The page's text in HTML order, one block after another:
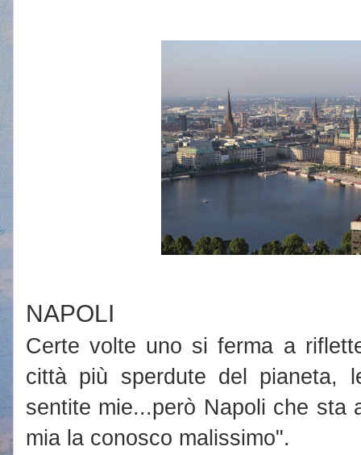
NAPOLI
Certe volte uno si ferma a
città più sperdute del pianeta,
sentite mie...però Napoli che sta
mia la conosco malissimo".